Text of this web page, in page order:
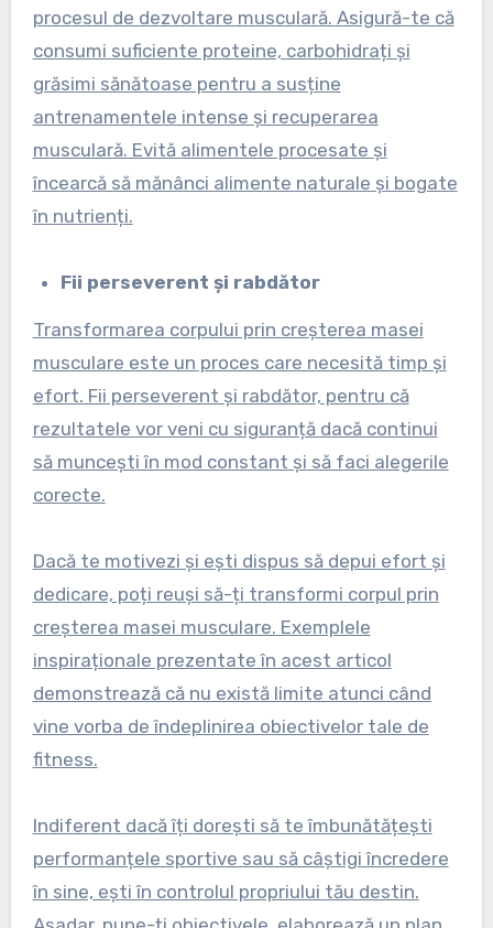
procesul de dezvoltare musculară. Asigură-te că
consumi suficiente proteine, carbohidrați și
grăsimi sănătoase pentru a susține
antrenamentele intense și recuperarea
musculară. Evită alimentele procesate și
încearcă să mănânci alimente naturale și bogate
în nutrienți.
Fii perseverent și rabdător
Transformarea corpului prin creșterea masei
musculare este un proces care necesită timp și
efort. Fii perseverent și rabdător, pentru că
rezultatele vor veni cu siguranță dacă continui
să muncești în mod constant și să faci alegerile
corecte.
Dacă te motivezi și ești dispus să depui efort și
dedicare, poți reuși să-ți transformi corpul prin
creșterea masei musculare. Exemplele
inspiraționale prezentate în acest articol
demonstrează că nu există limite atunci când
vine vorba de îndeplinirea obiectivelor tale de
fitness.
Indiferent dacă îți dorești să te îmbunătățești
performanțele sportive sau să câștigi încredere
în sine, ești în controlul propriului tău destin.